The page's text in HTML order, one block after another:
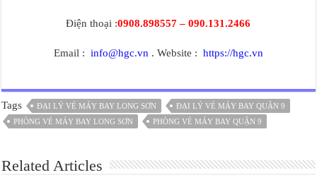
Điện thoại :0908.898557 – 090.131.2466
Email : info@hgc.vn . Website : https://hgc.vn
Tags ĐẠI LÝ VÉ MÁY BAY LONG SƠN
ĐẠI LÝ VÉ MÁY BAY QUẬN 9
PHÒNG VÉ MÁY BAY LONG SƠN
PHÒNG VÉ MÁY BAY QUẬN 9
Related Articles